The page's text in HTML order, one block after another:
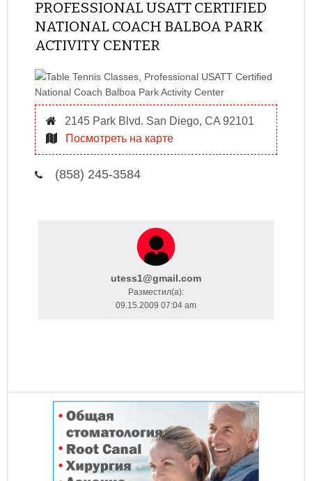
PROFESSIONAL USATT CERTIFIED
NATIONAL COACH BALBOA PARK
ACTIVITY CENTER
2145 Park Blvd. San Diego, CA 92101
Посмотреть на карте
(858) 245-3584
utess1@gmail.com
Разместил(a):
09.15.2009 07:04 am